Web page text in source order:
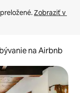
Zobraziť v
na Airbnb